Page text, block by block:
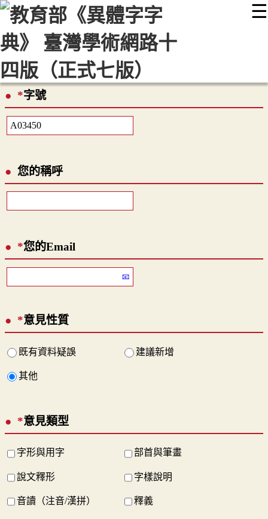
☰
::: 最新消息 常見問題 編輯說明
顯示模式
網站導覽
*字號
您的稱呼
*您的Email
*意見性質
既有資料疑誤 建議新增
其他
*意見類型
字形與用字 部首與筆畫
說文釋形 字樣說明
音讀（注音/漢拼） 釋義